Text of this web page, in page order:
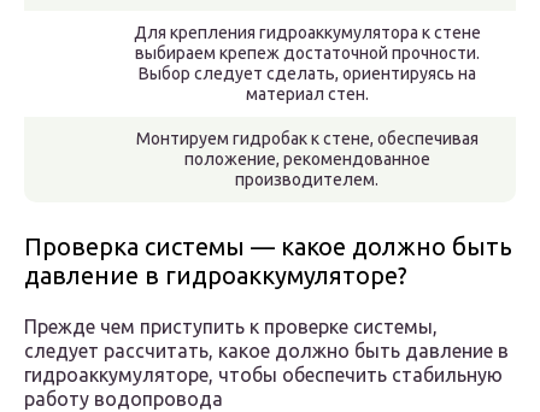
Для крепления гидроаккумулятора к стене
выбираем крепеж достаточной прочности.
Выбор следует сделать, ориентируясь на
материал стен.
Монтируем гидробак к стене, обеспечивая
положение, рекомендованное
производителем.
Проверка системы — какое должно быть
давление в гидроаккумуляторе?
Прежде чем приступить к проверке системы,
следует рассчитать, какое должно быть давление в
гидроаккумуляторе, чтобы обеспечить стабильную
работу водопровода